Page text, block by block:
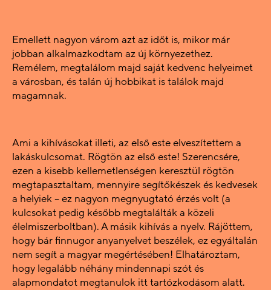
Emellett nagyon várom azt az időt is, mikor már
jobban alkalmazkodtam az új környezethez.
Remélem, megtalálom majd saját kedvenc helyeimet
a városban, és talán új hobbikat is találok majd
magamnak.
Ami a kihívásokat illeti, az első este elveszítettem a
lakáskulcsomat. Rögtön az első este! Szerencsére,
ezen a kisebb kellemetlenségen keresztül rögtön
megtapasztaltam, mennyire segítőkészek és kedvesek
a helyiek – ez nagyon megnyugtató érzés volt (a
kulcsokat pedig később megtalálták a közeli
élelmiszerboltban). A másik kihívás a nyelv. Rájöttem,
hogy bár finnugor anyanyelvet beszélek, ez egyáltalán
nem segít a magyar megértésében! Elhatároztam,
hogy legalább néhány mindennapi szót és
alapmondatot megtanulok itt tartózkodásom alatt.